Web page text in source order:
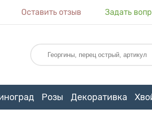
Оставить отзыв Задать
Розы Декоративка